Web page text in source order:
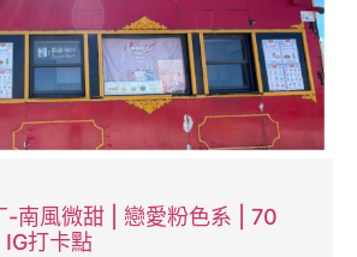
-南風微甜 | 戀愛粉色系 | 70
打卡點